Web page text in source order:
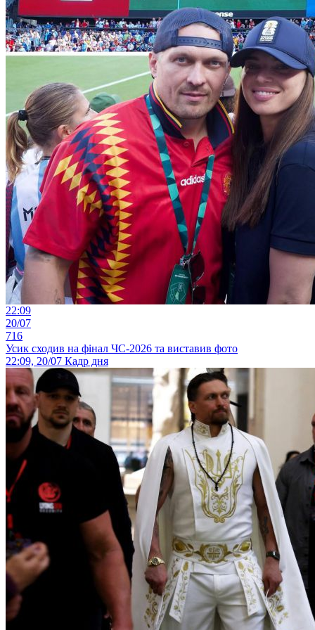
22:09
20/07
716
Усик сходив на фінал ЧС-2026 та виставив фото
22:09, 20/07 Кадр дня